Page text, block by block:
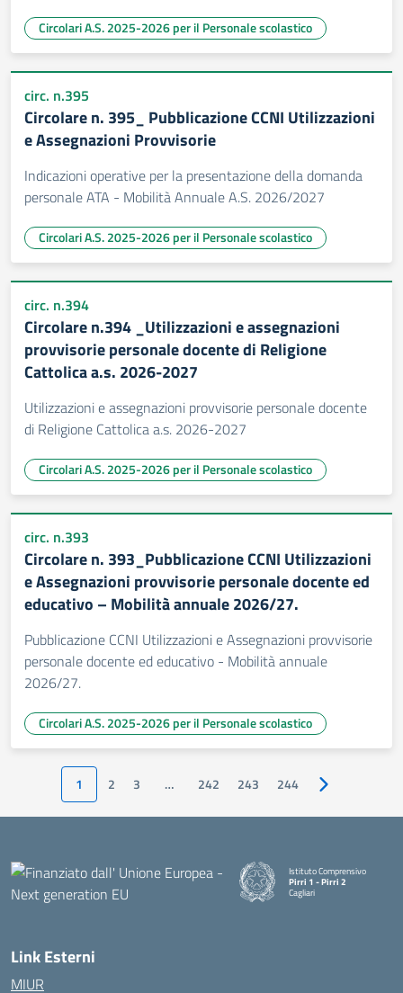
Circolari A.S. 2025-2026 per il Personale scolastico
circ. n.395
Circolare n. 395_ Pubblicazione CCNI Utilizzazioni
e Assegnazioni Provvisorie
Indicazioni operative per la presentazione della domanda
personale ATA - Mobilità Annuale A.S. 2026/2027
Circolari A.S. 2025-2026 per il Personale scolastico
circ. n.394
Circolare n.394 _Utilizzazioni e assegnazioni
provvisorie personale docente di Religione
Cattolica a.s. 2026-2027
Utilizzazioni e assegnazioni provvisorie personale docente
di Religione Cattolica a.s. 2026-2027
Circolari A.S. 2025-2026 per il Personale scolastico
circ. n.393
Circolare n. 393_Pubblicazione CCNI Utilizzazioni
e Assegnazioni provvisorie personale docente ed
educativo – Mobilità annuale 2026/27.
Pubblicazione CCNI Utilizzazioni e Assegnazioni provvisorie
personale docente ed educativo - Mobilità annuale
2026/27.
Circolari A.S. 2025-2026 per il Personale scolastico
1 2 3 … 242 243 244 Pagina
Istituto Comprensivo
Pirri 1 - Pirri 2
Cagliari
— Visita la pagina iniziale
Link Esterni
MIUR